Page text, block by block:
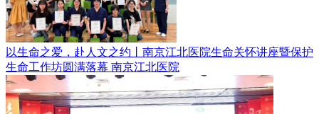
以生命之爱，赴人文之约丨南京江北医院生命关怀讲座暨保护
生命工作坊圆满落幕 南京江北医院